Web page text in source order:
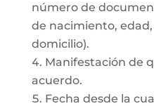
número de
de nacimiento,
domicilio).
Manifestación de
acuerdo.
Fecha desde la